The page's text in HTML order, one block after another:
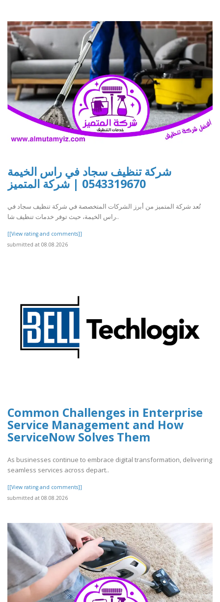
شركة تنظيف سجاد في راس الخيمة
0543319670 | شركة المتميز
تُعد شركة المتميز من أبرز الشركات المتخصصة في شركة تنظيف سجاد في
راس الخيمة، حيث توفر خدمات تنظيف شا..
[[View rating and comments]]
submitted at 08.08.2026
Common Challenges in Enterprise
Service Management and How
ServiceNow Solves Them
As businesses continue to embrace digital transformation, delivering
seamless services across depart..
[[View rating and comments]]
submitted at 08.08.2026